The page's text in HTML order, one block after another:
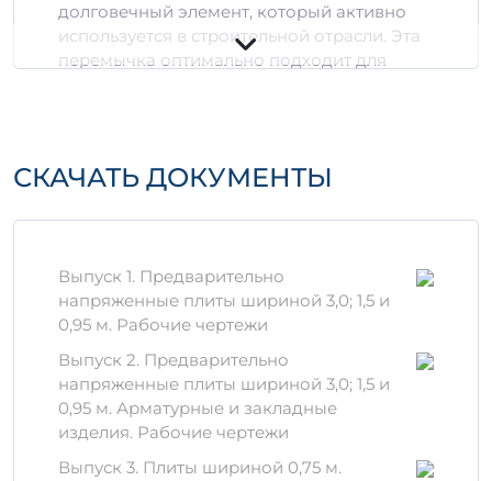
долговечный элемент, который активно
используется в строительной отрасли. Эта
перемычка оптимально подходит для
Технические
Ширина: 2 метра
Объем:0,64 м³
Марка бетона:АтVIт в
Устойчивость к внешним
воздействиям:
Водонепроницаемость,
морозостойкость.
Материалы и производство
СКАЧАТЬ ДОКУМЕНТЫ
Выпуск 1. Предварительно
напряженные плиты шириной 3,0; 1,5 и
0,95 м. Рабочие чертежи
Выпуск 2. Предварительно
напряженные плиты шириной 3,0; 1,5 и
0,95 м. Арматурные и закладные
изделия. Рабочие чертежи
Выпуск 3. Плиты шириной 0,75 м.